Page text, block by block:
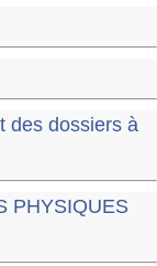
des dossiers à
PHYSIQUES